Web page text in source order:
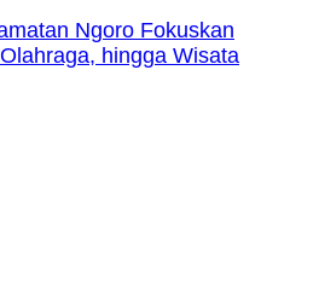
Ngoro Fokuskan
hingga Wisata